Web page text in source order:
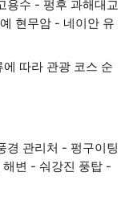
용수 - 펑후 과해대교
현무암 - 네이안 유
따라 관광 코스 순
경 관리처 - 펑구이팅
변 - 숴강진 풍탑 -